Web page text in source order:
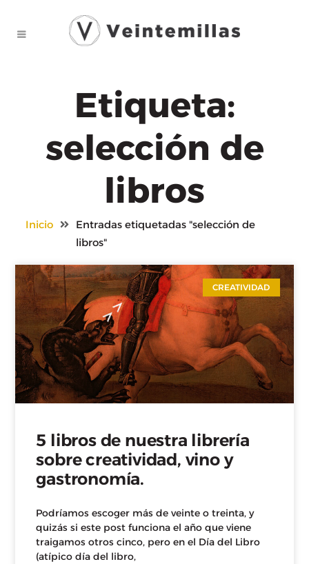
Etiqueta:
selección de
libros
Inicio
Entradas etiquetadas "selección de
libros"
CREATIVIDAD
5 libros de nuestra librería
sobre creatividad, vino y
gastronomía.
Podríamos escoger más de veinte o treinta, y
quizás si este post funciona el año que viene
traigamos otros cinco, pero en el Día del Libro
(atípico día del libro,